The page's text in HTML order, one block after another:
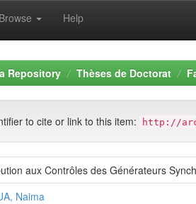
Browse Help
Repository Thèses de Doctorat
to cite or link to this item: http://
aux Contrôles des Générateurs
Naima